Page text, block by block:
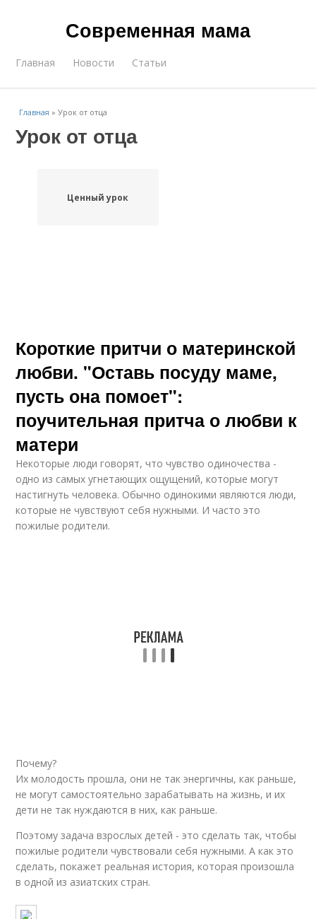
Современная мама
Главная Новости Статьи
Главная »Урок от отца
Урок от отца
Ценный урок
Короткие притчи о материнской
любви. "Оставь посуду маме,
пусть она помоет":
поучительная притча о любви к
матери
Некоторые люди говорят, что чувство одиночества -
одно из самых угнетающих ощущений, которые могут
настигнуть человека. Обычно одинокими являются люди,
которые не чувствуют себя нужными. И часто это
пожилые родители.
Почему?
Их молодость прошла, они не так энергичны, как раньше,
не могут самостоятельно зарабатывать на жизнь, и их
дети не так нуждаются в них, как раньше.
Поэтому задача взрослых детей - это сделать так, чтобы
пожилые родители чувствовали себя нужными. А как это
сделать, покажет реальная история, которая произошла
в одной из азиатских стран.